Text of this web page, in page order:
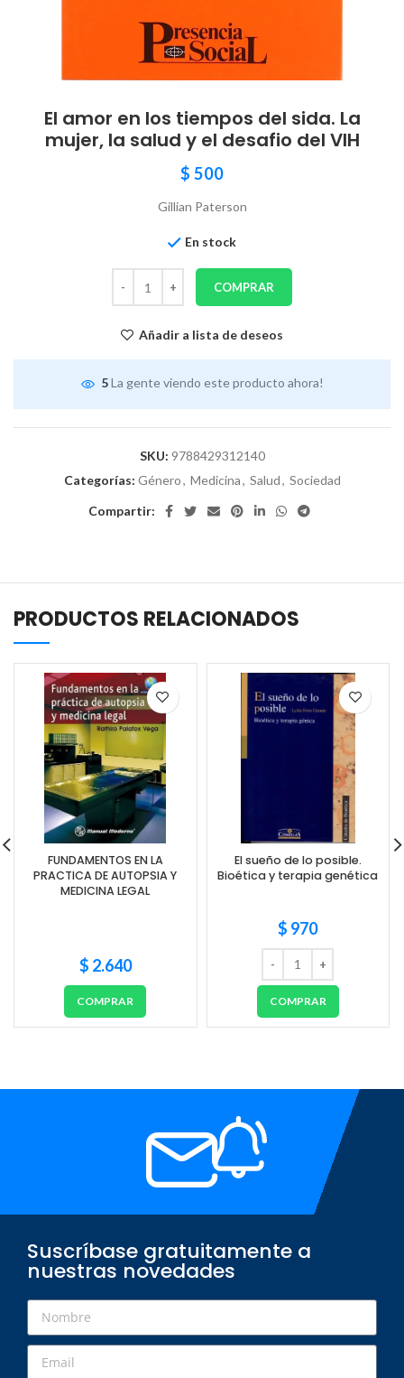
El amor en los tiempos del sida. La
mujer, la salud y el desafio del VIH
$ 500
Gillian Paterson
En stock
COMPRAR
Añadir a lista de deseos
5 La gente viendo este producto ahora!
SKU: 9788429312140
Categorías: Género, Medicina, Salud, Sociedad
Compartir:
PRODUCTOS RELACIONADOS
FUNDAMENTOS EN LA
PRACTICA DE AUTOPSIA Y
MEDICINA LEGAL
$ 2.640
COMPRAR
El sueño de lo posible.
Bioética y terapia genética
$ 970
COMPRAR
Suscríbase gratuitamente a
nuestras novedades